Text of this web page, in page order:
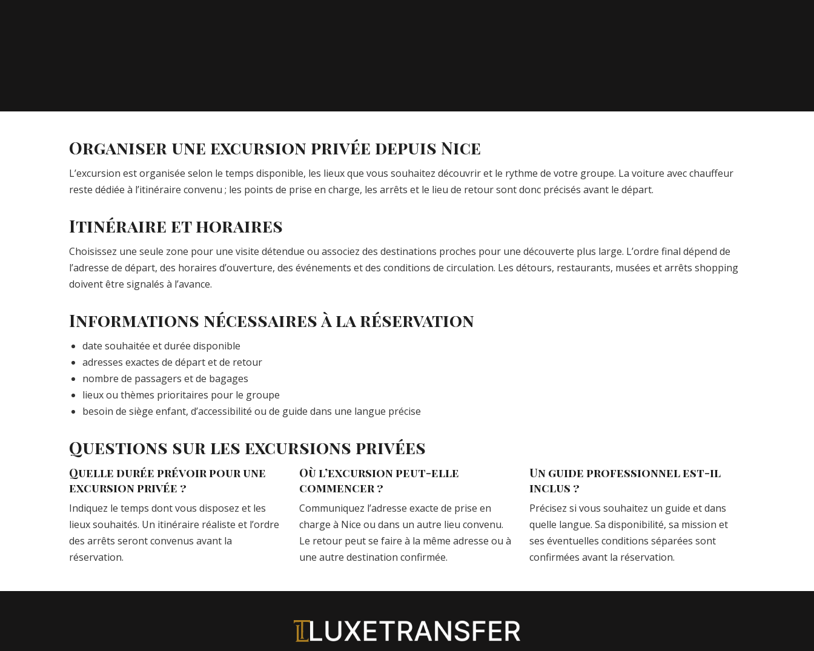
Organiser une excursion privée depuis Nice
L’excursion est organisée selon le temps disponible, les lieux que vous souhaitez découvrir et le rythme de votre groupe. La voiture avec chauffeur
reste dédiée à l’itinéraire convenu ; les points de prise en charge, les arrêts et le lieu de retour sont donc précisés avant le départ.
Itinéraire et horaires
Choisissez une seule zone pour une visite détendue ou associez des destinations proches pour une découverte plus large. L’ordre final dépend de
l’adresse de départ, des horaires d’ouverture, des événements et des conditions de circulation. Les détours, restaurants, musées et arrêts shopping
doivent être signalés à l’avance.
Informations nécessaires à la réservation
date souhaitée et durée disponible
adresses exactes de départ et de retour
nombre de passagers et de bagages
lieux ou thèmes prioritaires pour le groupe
besoin de siège enfant, d’accessibilité ou de guide dans une langue précise
Questions sur les excursions privées
Quelle durée prévoir pour une
excursion privée ?
Indiquez le temps dont vous disposez et les
lieux souhaités. Un itinéraire réaliste et l’ordre
des arrêts seront convenus avant la
réservation.
Où l’excursion peut-elle
commencer ?
Communiquez l’adresse exacte de prise en
charge à Nice ou dans un autre lieu convenu.
Le retour peut se faire à la même adresse ou à
une autre destination confirmée.
Un guide professionnel est-il
inclus ?
Précisez si vous souhaitez un guide et dans
quelle langue. Sa disponibilité, sa mission et
ses éventuelles conditions séparées sont
confirmées avant la réservation.